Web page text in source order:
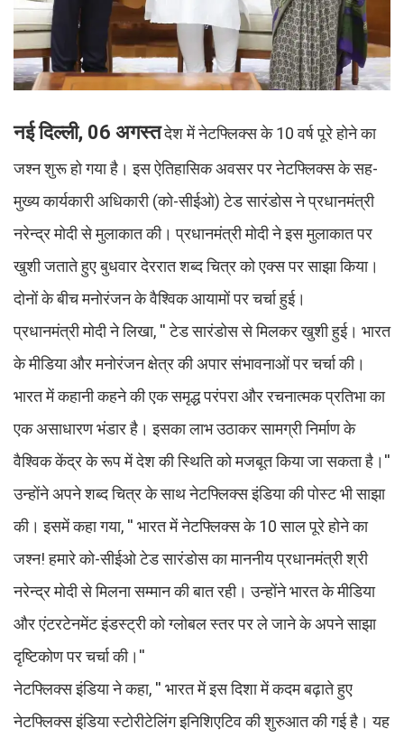
नई दिल्ली, 06 अगस्तदेश में नेटफ्लिक्स के 10 वर्ष पूरे होने का
जश्न शुरू हो गया है। इस ऐतिहासिक अवसर पर नेटफ्लिक्स के सह-
मुख्य कार्यकारी अधिकारी (को-सीईओ) टेड सारंडोस ने प्रधानमंत्री
नरेन्द्र मोदी से मुलाकात की। प्रधानमंत्री मोदी ने इस मुलाकात पर
खुशी जताते हुए बुधवार देररात शब्द चित्र को एक्स पर साझा किया।
दोनों के बीच मनोरंजन के वैश्विक आयामों पर चर्चा हुई।
प्रधानमंत्री मोदी ने लिखा, '' टेड सारंडोस से मिलकर खुशी हुई। भारत
के मीडिया और मनोरंजन क्षेत्र की अपार संभावनाओं पर चर्चा की।
भारत में कहानी कहने की एक समृद्ध परंपरा और रचनात्मक प्रतिभा का
एक असाधारण भंडार है। इसका लाभ उठाकर सामग्री निर्माण के
वैश्विक केंद्र के रूप में देश की स्थिति को मजबूत किया जा सकता है।''
उन्होंने अपने शब्द चित्र के साथ नेटफ्लिक्स इंडिया की पोस्ट भी साझा
की। इसमें कहा गया, '' भारत में नेटफ्लिक्स के 10 साल पूरे होने का
जश्न! हमारे को-सीईओ टेड सारंडोस का माननीय प्रधानमंत्री श्री
नरेन्द्र मोदी से मिलना सम्मान की बात रही। उन्होंने भारत के मीडिया
और एंटरटेनमेंट इंडस्ट्री को ग्लोबल स्तर पर ले जाने के अपने साझा
दृष्टिकोण पर चर्चा की।''
नेटफ्लिक्स इंडिया ने कहा, '' भारत में इस दिशा में कदम बढ़ाते हुए
नेटफ्लिक्स इंडिया स्टोरीटेलिंग इनिशिएटिव की शुरुआत की गई है। यह